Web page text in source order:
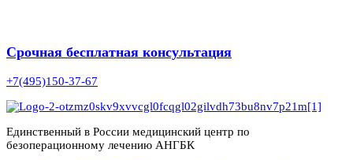
Срочная бесплатная консультация
+7(495)150-37-67
Единственный в России медицинский центр по
безоперационному лечению АНГБК